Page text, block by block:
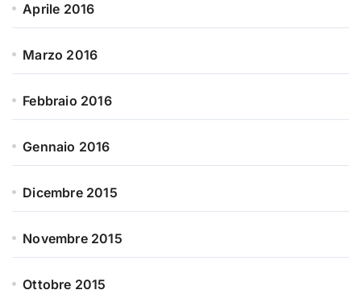
Aprile 2016
Marzo 2016
Febbraio 2016
Gennaio 2016
Dicembre 2015
Novembre 2015
Ottobre 2015